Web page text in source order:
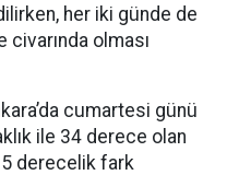
her iki günde de
civarında olması
cumartesi günü
ile 34 derece olan
derecelik fark